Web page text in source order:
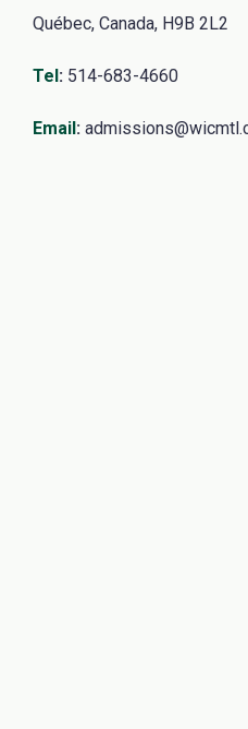
Québec, Canada, H9B 2L2
Tel: 514-683-4660
Email: